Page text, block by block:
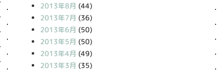
2013年8月 (44)
2013年7月 (36)
2013年6月 (50)
2013年5月 (50)
2013年4月 (49)
2013年3月 (35)